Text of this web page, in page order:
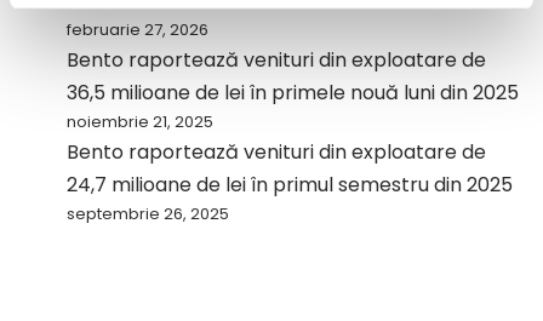
februarie 27, 2026
Bento raportează venituri din exploatare de
36,5 milioane de lei în primele nouă luni din 2025
noiembrie 21, 2025
Bento raportează venituri din exploatare de
24,7 milioane de lei în primul semestru din 2025
septembrie 26, 2025